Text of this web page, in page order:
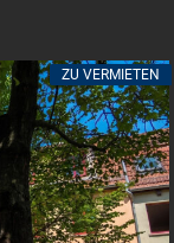
ZU VERMIETEN